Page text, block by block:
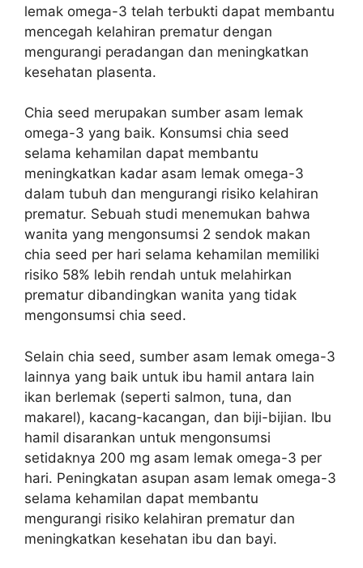
lemak omega-3 telah terbukti dapat membantu
mencegah kelahiran prematur dengan
mengurangi peradangan dan meningkatkan
kesehatan plasenta.
Chia seed merupakan sumber asam lemak
omega-3 yang baik. Konsumsi chia seed
selama kehamilan dapat membantu
meningkatkan kadar asam lemak omega-3
dalam tubuh dan mengurangi risiko kelahiran
prematur. Sebuah studi menemukan bahwa
wanita yang mengonsumsi 2 sendok makan
chia seed per hari selama kehamilan memiliki
risiko 58% lebih rendah untuk melahirkan
prematur dibandingkan wanita yang tidak
mengonsumsi chia seed.
Selain chia seed, sumber asam lemak omega-3
lainnya yang baik untuk ibu hamil antara lain
ikan berlemak (seperti salmon, tuna, dan
makarel), kacang-kacangan, dan biji-bijian. Ibu
hamil disarankan untuk mengonsumsi
setidaknya 200 mg asam lemak omega-3 per
hari. Peningkatan asupan asam lemak omega-3
selama kehamilan dapat membantu
mengurangi risiko kelahiran prematur dan
meningkatkan kesehatan ibu dan bayi.